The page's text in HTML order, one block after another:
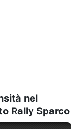
nel
Rally Sparco